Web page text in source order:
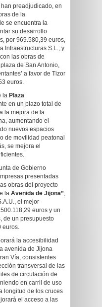
preadjudicado, en
de la
se encuentra la
su desarrollo
por 969.580,39 euros,
Infraestructuras S.L.; y
las obras de
de San Antonio,
a favor de Tizor
euros.
la Plaza
en un plazo total de
la mejora de la
aumentando el
nuevos espacios
de movilidad peatonal
se mejora el
de Gobierno
presentadas
obras del proyecto
la Avenida de Jijona”,
el mejor
euros y un
de un presupuesto
euros.
la accesibilidad
avenida de Jijona
Vía, consistentes
transversal de las
de circulación de
en carril de uso
longitud de los cruces
el acceso a las